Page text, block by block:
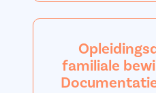
familiale